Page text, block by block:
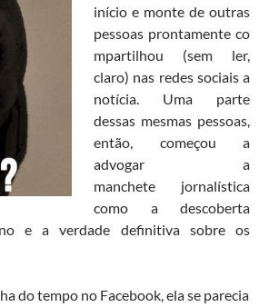
início e monte de outras
pessoas prontamente co
mpartilhou (sem ler,
claro) nas redes sociais a
notícia. Uma parte
dessas mesmas pessoas,
então, começou a
advogar a
manchete jornalística
como a descoberta
e a verdade definitiva sobre os
do tempo no Facebook, ela se parecia